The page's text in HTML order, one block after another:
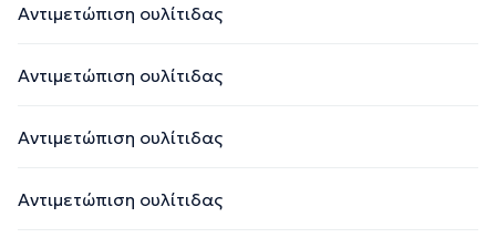
Αντιμετώπιση ουλίτιδας
Αντιμετώπιση ουλίτιδας
Αντιμετώπιση ουλίτιδας
Αντιμετώπιση ουλίτιδας